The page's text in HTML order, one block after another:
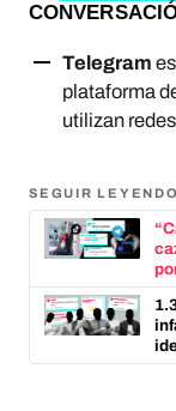
Telegram
plataforma
utilizan
SEGUIR LEYENDO